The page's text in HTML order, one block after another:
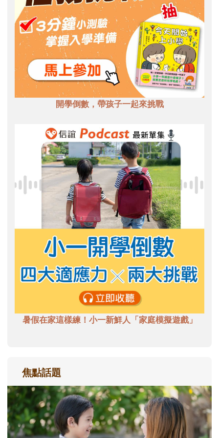
開學倒數，帶孩子一起來挑戰
暑假在家這樣練！小一新鮮人「家庭模擬遊戲」
焦點話題
和孩子一起長大的那個男人│讀懂父親的
不同模樣